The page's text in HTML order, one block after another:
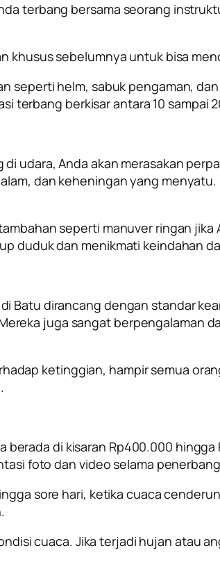
terbang bersama seorang
khusus sebelumnya untuk bisa
seperti helm, sabuk pengaman,
terbang berkisar antara 10
udara, Anda akan merasakan
dan keheningan yang
seperti manuver ringan
duduk dan menikmati keindahan
Batu dirancang dengan standar
juga sangat berpengalaman
ketinggian, hampir semua
berada di kisaran Rp400.000
foto dan video selama
sore hari, ketika cuaca
cuaca. Jika terjadi hujan atau